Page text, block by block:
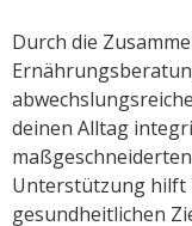
Durch die
deinen Alltag
Unterstützung hilft
gesundheitlichen